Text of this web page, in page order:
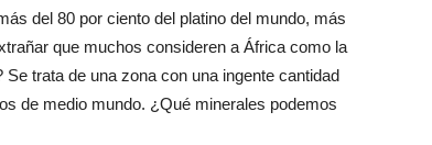
del 80 por ciento del platino del mundo, más
que muchos consideren a África como la
trata de una zona con una ingente cantidad
de medio mundo. ¿Qué minerales podemos